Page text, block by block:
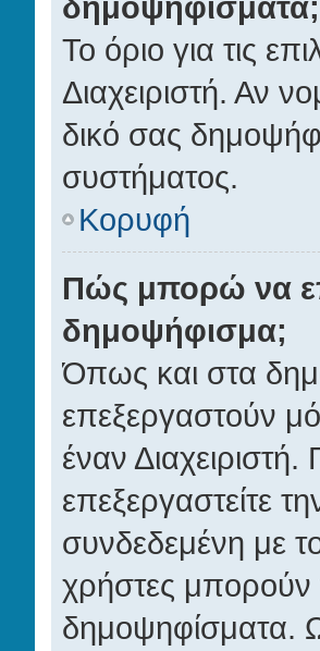
Το όριο για τις
Διαχειριστή. Αν
δικό σας
συστήματος.
Κορυφή
Πώς μπορώ να
δημοψήφισμα;
Όπως και στα
επεξεργαστούν
έναν
επεξεργαστείτε
συνδεδεμένη με
χρήστες μπορούν
δημοψηφίσματα.